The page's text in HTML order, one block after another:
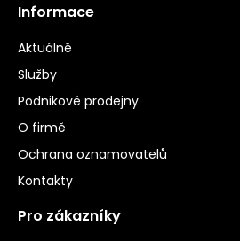
Informace
Aktuálně
Služby
Podnikové prodejny
O firmě
Ochrana oznamovatelů
Kontakty
Pro zákazníky